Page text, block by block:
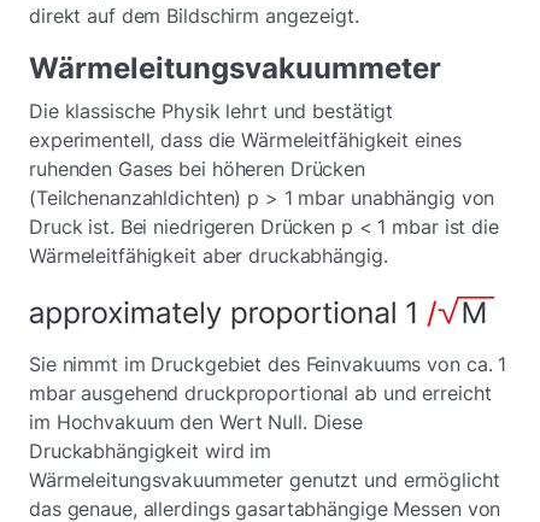
direkt auf dem Bildschirm angezeigt.
Wärmeleitungsvakuummeter
Die klassische Physik lehrt und bestätigt
experimentell, dass die Wärmeleitfähigkeit eines
ruhenden Gases bei höheren Drücken
(Teilchenanzahldichten) p > 1 mbar unabhängig von
Druck ist. Bei niedrigeren Drücken p < 1 mbar ist die
Wärmeleitfähigkeit aber druckabhängig.
Sie nimmt im Druckgebiet des Feinvakuums von ca. 1
mbar ausgehend druckproportional ab und erreicht
im Hochvakuum den Wert Null. Diese
Druckabhängigkeit wird im
Wärmeleitungsvakuummeter genutzt und ermöglicht
das genaue, allerdings gasartabhängige Messen von